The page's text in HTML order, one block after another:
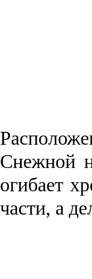
Снежной
огибает
части, а